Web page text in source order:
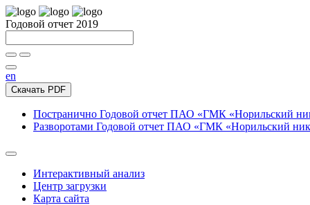
Годовой отчет 2019
en
Скачать PDF
Постранично Годовой отчет ПАО «ГМК «Норильский
Разворотами Годовой отчет ПАО «ГМК «Норильский
Интерактивный анализ
Центр загрузки
Карта сайта